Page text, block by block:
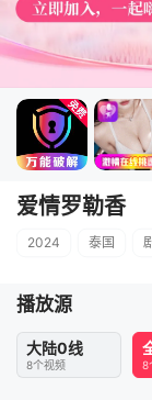
爱情罗勒香
2024 泰国
播放源
大陆0线
8个视频 8